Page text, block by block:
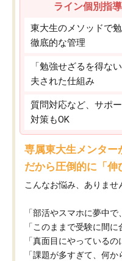
ライン個別指
東大生のメソッドで
徹底的な管理
「勉強せざるを得な
夫された仕組み
質問対応など、サポ
対策もOK
専属東大生メンター
だから圧倒的に「伸
こんなお悩み、ありませ
「部活やスマホに夢中で
「このままで受験に間に
「真面目にやっている
「課題が多すぎて、何